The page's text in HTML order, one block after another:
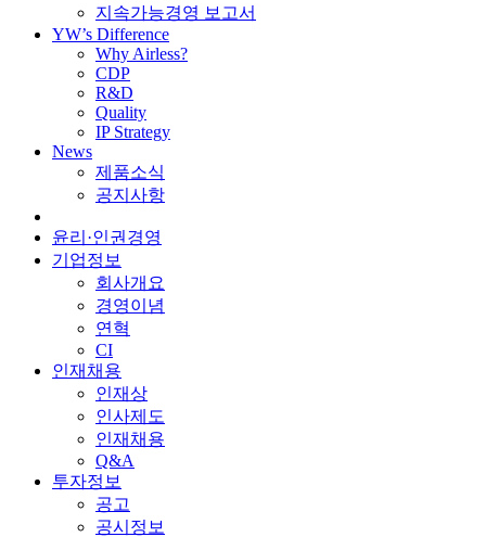
지속가능경영 보고서
YW’s Difference
Why Airless?
CDP
R&D
Quality
IP Strategy
News
제품소식
공지사항
윤리·인권경영
기업정보
회사개요
경영이념
연혁
CI
인재채용
인재상
인사제도
인재채용
Q&A
투자정보
공고
공시정보